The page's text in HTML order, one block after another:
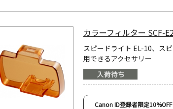
カラーフィルター SCF-
スピードライト EL-10、ス
用できるアクセサリー
Canon ID登録者限定